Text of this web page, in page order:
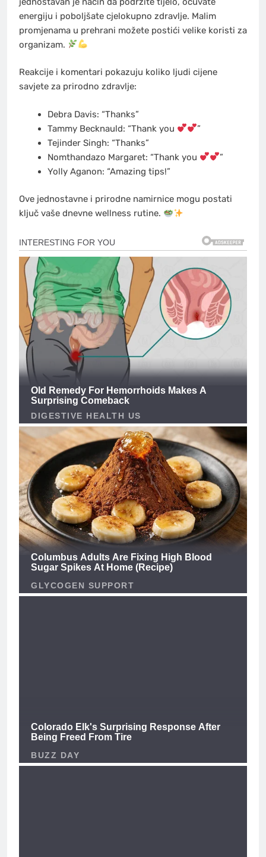
energiju i poboljšate cjelokupno zdravlje. Malim
promjenama u prehrani možete postići velike koristi za
organizam.
Reakcije i komentari pokazuju koliko ljudi cijene
savjete za prirodno zdravlje:
Debra Davis: “Thanks”
Tammy Becknauld: “Thank you
”
Tejinder Singh: “Thanks”
Nomthandazo Margaret: “Thank you
”
Yolly Aganon: “Amazing tips!”
Ove jednostavne i prirodne namirnice mogu postati
ključ vaše dnevne wellness rutine.